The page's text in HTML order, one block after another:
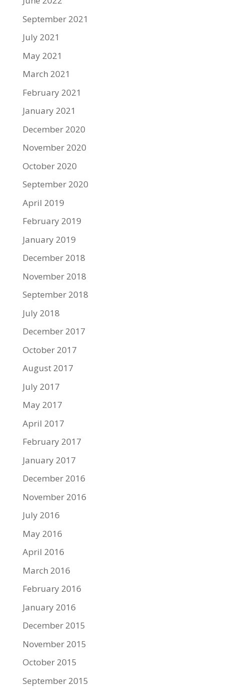
September 2021
July 2021
May 2021
March 2021
February 2021
January 2021
December 2020
November 2020
October 2020
September 2020
April 2019
February 2019
January 2019
December 2018
November 2018
September 2018
July 2018
December 2017
October 2017
August 2017
July 2017
May 2017
April 2017
February 2017
January 2017
December 2016
November 2016
July 2016
May 2016
April 2016
March 2016
February 2016
January 2016
December 2015
November 2015
October 2015
September 2015